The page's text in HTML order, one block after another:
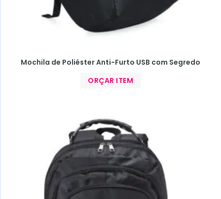
Mochila de Poliéster Anti-Furto USB com Segredo
ORÇAR ITEM